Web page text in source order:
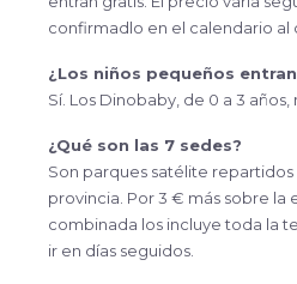
confirmadlo en el calendario al
¿Los niños pequeños
Sí. Los Dinobaby, de 0 a 3 años,
¿Qué son las 7 sedes?
Son parques satélite
provincia. Por 3 € más sobre la
combinada los incluye toda la
ir en días seguidos.